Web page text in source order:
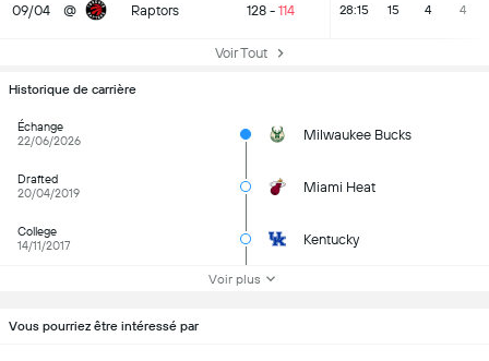
09/04 @ Raptors 128 - 114 28:15 15 4 4
Voir Tout
Historique de carrière
Échange
22/06/2026
Milwaukee Bucks
Drafted
20/04/2019
Miami Heat
College
14/11/2017
Kentucky
Voir plus
Vous pourriez être intéressé par